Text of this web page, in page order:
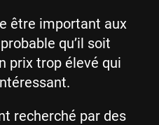
être important aux
qu’il soit
prix trop élevé qui
recherché par des